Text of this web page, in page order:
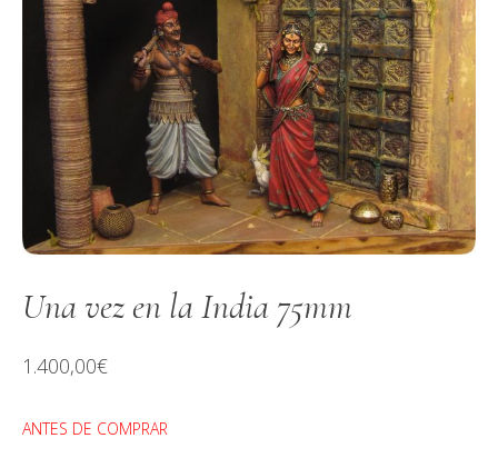
Una vez en la India 75mm
1.400,00€
ANTES DE COMPRAR